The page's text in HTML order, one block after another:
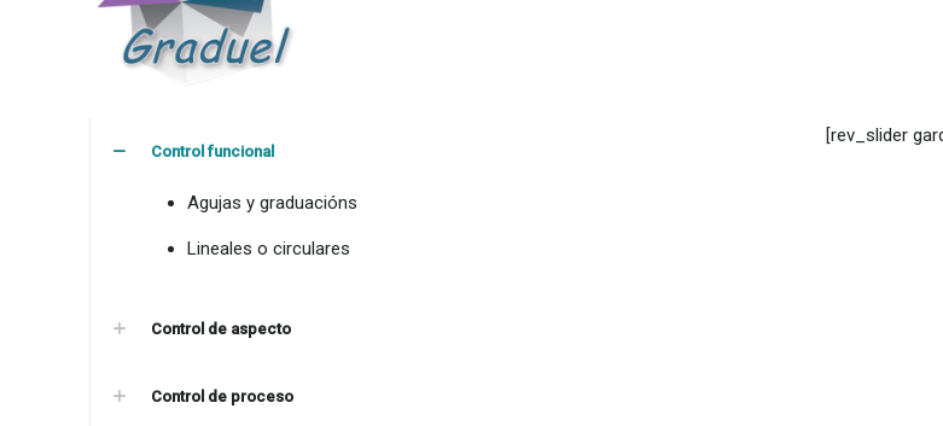
Control funcional
Agujas y graduacións
Lineales o circulares
Control de aspecto
Control de proceso
[rev_slider